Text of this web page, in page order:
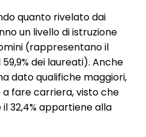
quanto rivelato dai
un livello di istruzione
(rappresentano il
dei laureati). Anche
dato qualifiche maggiori,
fare carriera, visto che
il 32,4% appartiene alla
similar technologies”). You may
with effect for the future by
under "Cookie settings" linked in
with respect to the cookies used
storage period, please see the
available by clicking “adjust”
find more information about the
of cookies and allow them for one
above. By clicking on “Accept